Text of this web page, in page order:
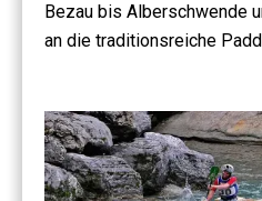
Bezau bis Alberschwende
an die traditionsreiche